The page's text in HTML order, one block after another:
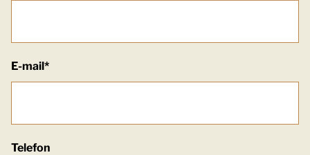
E-mail*
Telefon